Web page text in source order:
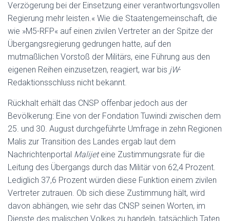
Verzögerung bei der Einsetzung einer verantwortungsvollen
Regierung mehr leisten.« Wie die Staatengemeinschaft, die
wie »M5-RFP« auf einen zivilen Vertreter an der Spitze der
Übergangsregierung gedrungen hatte, auf den
mutmaßlichen Vorstoß der Militärs, eine Führung aus den
eigenen Reihen einzusetzen, reagiert, war bis jW-
Redaktionsschluss nicht bekannt.
Rückhalt erhält das CNSP offenbar jedoch aus der
Bevölkerung: Eine von der Fondation Tuwindi zwischen dem
25. und 30. August durchgeführte Umfrage in zehn Regionen
Malis zur Transition des Landes ergab laut dem
Nachrichtenportal Malijeteine Zustimmungsrate für die
Leitung des Übergangs durch das Militär von 62,4 Prozent.
Lediglich 37,6 Prozent würden diese Funktion einem zivilen
Vertreter zutrauen. Ob sich diese Zustimmung hält, wird
davon abhängen, wie sehr das CNSP seinen Worten, im
Dienste des malischen Volkes zu handeln, tatsächlich Taten